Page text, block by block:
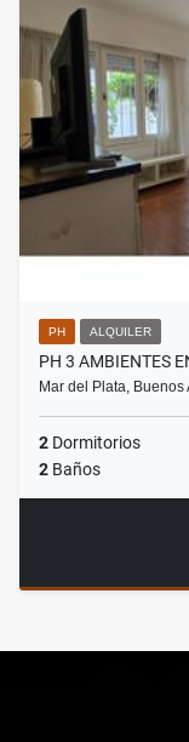
PH ALQUILER
PH 3 AMBIENTES
Mar del Plata, Buenos
2 Dormitorios
2 Baños